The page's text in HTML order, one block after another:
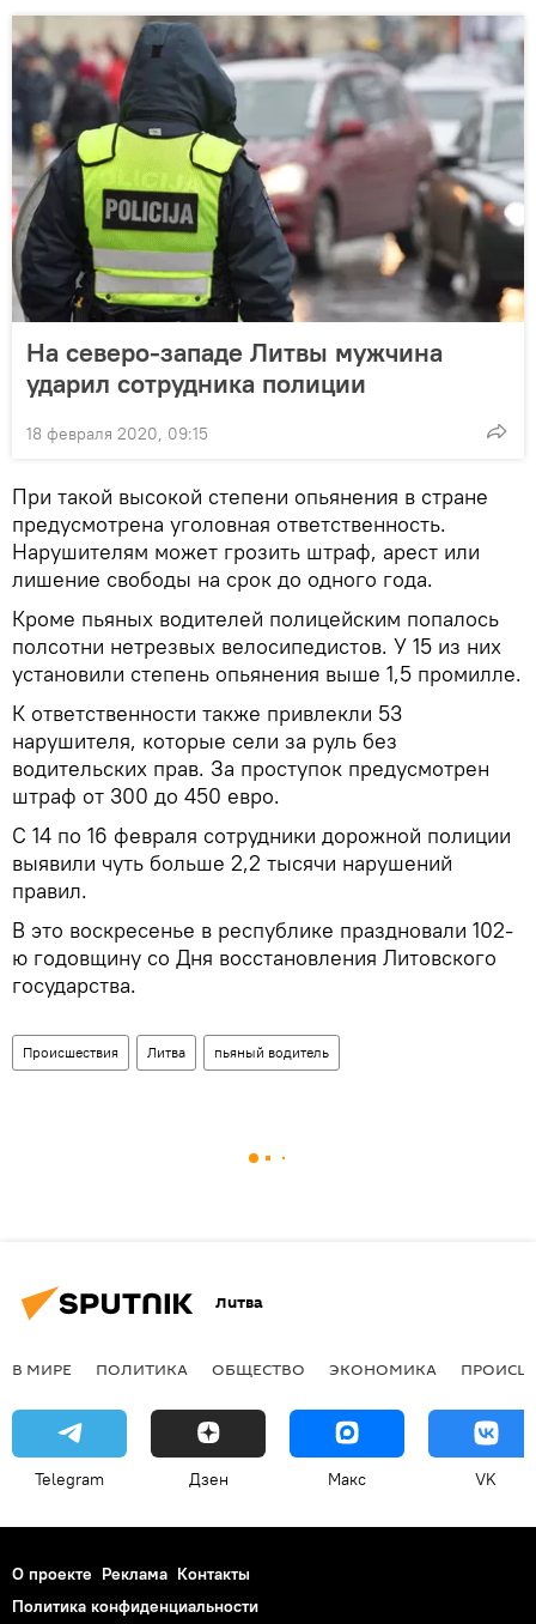
На северо-западе Литвы мужчина
ударил сотрудника полиции
18 февраля 2020, 09:15
При такой высокой степени опьянения в стране
предусмотрена уголовная ответственность.
Нарушителям может грозить штраф, арест или
лишение свободы на срок до одного года.
Кроме пьяных водителей полицейским попалось
полсотни нетрезвых велосипедистов. У 15 из них
установили степень опьянения выше 1,5 промилле.
К ответственности также привлекли 53
нарушителя, которые сели за руль без
водительских прав. За проступок предусмотрен
штраф от 300 до 450 евро.
С 14 по 16 февраля сотрудники дорожной полиции
выявили чуть больше 2,2 тысячи нарушений
правил.
В это воскресенье в республике праздновали 102-
ю годовщину со Дня восстановления Литовского
государства.
Происшествия Литва пьяный водитель
Литва
В МИРЕ ПОЛИТИКА ОБЩЕСТВО ЭКОНОМИКА
Telegram Дзен Макс VK
О проекте Реклама Контакты
Политика конфиденциальности